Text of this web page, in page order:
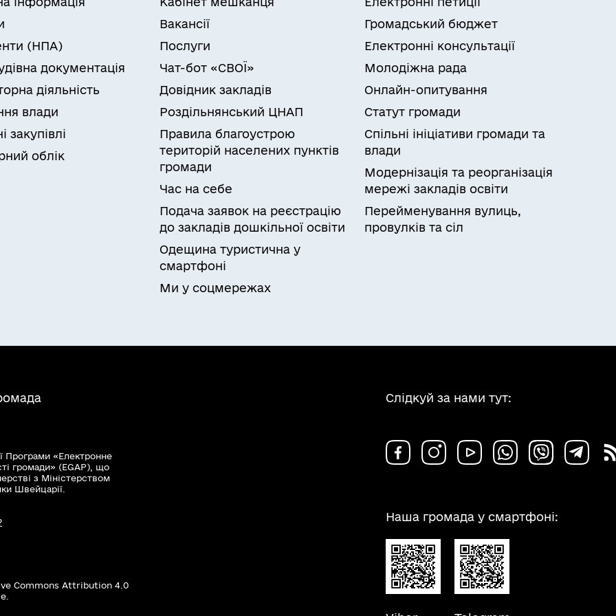
від прийняття реєстраційного номера облікової картки платника податків та
органу і мають відмітку в паспорті).
у яких народилася дитина, а в разі їх відсутності – патронатні вихователі,
опікуни новонародженої дитини (якщо батьки відмовилися від
(відділенні), перинатальному, неонатальному центрі) і забезпечують створення
для отримання грошової компенсації необхідно подати документи та/
комунікаційних системах, або якщо такі документи та/або відомості можуть бути
інформаційної взаємодії з інформаційно-комунікаційними системами та
державної влади, такі документи та/або відомості не подаються, а в заяві
особи та отримання даних з відповідних реєстрів і надання грошової
документи та/або відомості, орган Пенсійного фонду України повідомляє заявника,
подані додатково протягом 30 календарних днів.
результату
компенсації
(НПА)
документація
діяльність
влади
закупівлі
облік
Вакансії
Послуги
Чат-бот «СВОЇ»
Довідник закладів
Роздільнянський ЦНАП
Правила благоустрою
територій населених пунктів
громади
Час на себе
Подача заявок на реєстрацію
до закладів дошкільної освіти
Одещина туристична у
смартфоні
Ми у соцмережах
Громадський бюджет
Електронні консультації
Молодіжна рада
Онлайн-опитування
Статут громади
Спільні ініціативи громади та
влади
Модернізація та реорганізація
мережі закладів освіти
Перейменування вулиць,
провулків та сіл
Програми «Електронне
громади» (EGAP), що
з Міністерством
Швейцарії.
Commons Attribution 4.0
Слідкуй за нами тут:
Наша громада у смартфоні: